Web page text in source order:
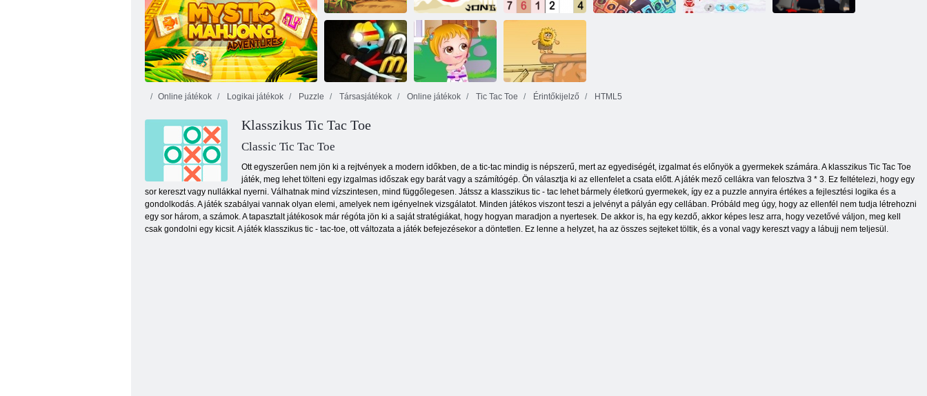
Kihívás a barátok
Mystic Mahjong kalandok
Solitaire Quest
piramis
Mahjong jong
Sudoku
klasszikus
Ninja Miner 2
Online játékok Logikai játékok Puzzle Társasjátékok Online játékok Tic Tac Toe Érintőkijelző HTML5
Klasszikus Tic Tac Toe
Classic Tic Tac Toe
Ott egyszerűen nem jön ki a rejtvények a modern időkben, de a tic-tac mindig is népszerű, mert az egyediségét, izgalmat és előnyök a gyermekek számára. A klasszikus Tic Tac Toe
játék, meg lehet tölteni egy izgalmas időszak egy barát vagy a számítógép. Ön választja ki az ellenfelet a csata előtt. A játék mező cellákra van felosztva 3 * 3. Ez feltételezi, hogy egy
sor kereszt vagy nullákkal nyerni. Válhatnak mind vízszintesen, mind függőlegesen. Játssz a klasszikus tic - tac lehet bármely életkorú gyermekek, így ez a puzzle annyira értékes a fejlesztési logika és a
gondolkodás. A játék szabályai vannak olyan elemi, amelyek nem igényelnek vizsgálatot. Minden játékos viszont teszi a jelvényt a pályán egy cellában. Próbáld meg úgy, hogy az ellenfél nem tudja létrehozni
egy sor három, a számok. A tapasztalt játékosok már régóta jön ki a saját stratégiákat, hogy hogyan maradjon a nyertesek. De akkor is, ha egy kezdő, akkor képes lesz arra, hogy vezetővé váljon, meg kell
csak gondolni egy kicsit. A játék klasszikus tic - tac-toe, ott változata a játék befejezésekor a döntetlen. Ez lenne a helyzet, ha az összes sejteket töltik, és a vonal vagy kereszt vagy a lábujj nem teljesül.